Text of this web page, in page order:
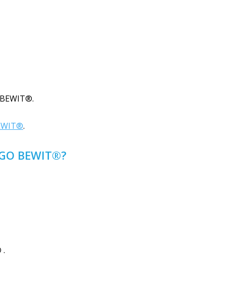
.
BEWIT®?
.